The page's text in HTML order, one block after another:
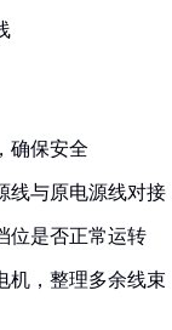
确保安全
线与原电源线对
位是否正常运转
机，整理多余线束